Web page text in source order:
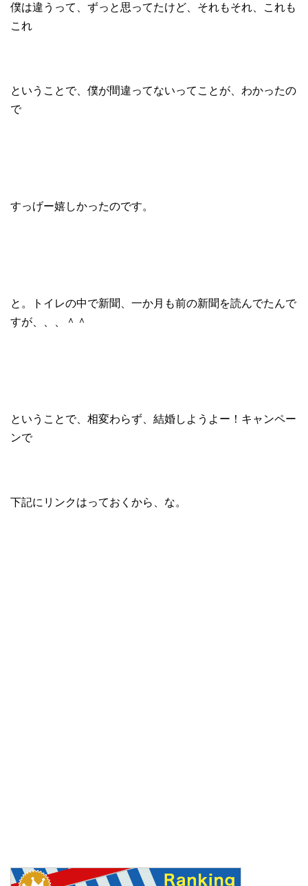
僕は違うって、ずっと思ってたけど、それもそれ、これも
これ
ということで、僕が間違ってないってことが、わかったの
で
すっげー嬉しかったのです。
と。トイレの中で新聞、一か月も前の新聞を読んでたんで
すが、、、＾＾
ということで、相変わらず、結婚しようよー！キャンペー
ンで
下記にリンクはっておくから、な。